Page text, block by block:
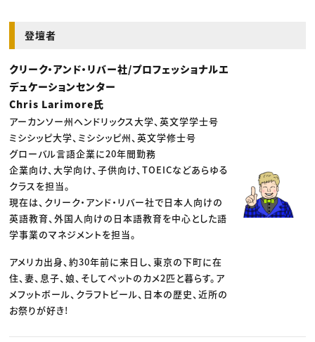
登壇者
クリーク・アンド・リバー社/プロフェッショナルエ
デュケーションセンター
Chris Larimore氏
アーカンソー州ヘンドリックス大学、英文学学士号
ミシシッピ大学、ミシシッピ州、英文学修士号
グローバル言語企業に20年間勤務
企業向け、大学向け、子供向け、TOEICなどあらゆる
クラスを担当。
現在は、クリーク・アンド・リバー社で日本人向けの
英語教育、外国人向けの日本語教育を中心とした語
学事業のマネジメントを担当。
アメリカ出身、約30年前に来日し、東京の下町に在
住、妻、息子、娘、そしてペットのカメ2匹と暮らす。ア
メフットボール、クラフトビール、日本の歴史、近所の
お祭りが好き!